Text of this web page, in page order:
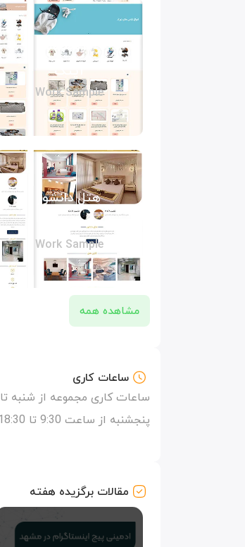
فروشگاه
آیتک
Work Sample
هتل دانشور
مشهد
Work Sample
مشاهده همه
ساعات کاری
ساعات کاری مجموعه از شنبه تا
پنجشنبه از ساعت 9:30 تا 18:30
مقالات برگزیده هفته